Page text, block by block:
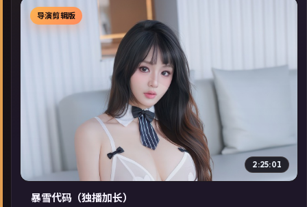
▶
导演剪辑版
2:25:01
暴雪代码（独播加长）